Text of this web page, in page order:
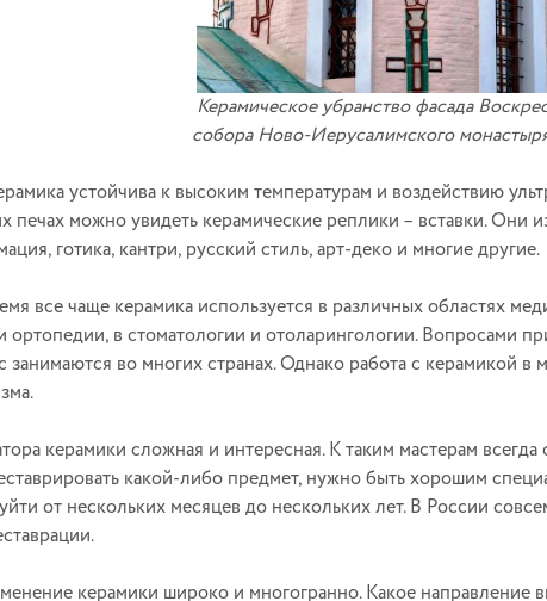
Керамическое убранство фасада
собораНово-Иерусалимского
устойчива к высоким температурам и воздействию
печах можно увидеть керамические реплики – вставки. Они
готика, кантри, русский стиль, арт-деко и многие другие.
все чаще керамика используется в различных областях
ортопедии, в стоматологии и отоларингологии. Вопросами
занимаются во многих странах. Однако работа с керамикой
керамики сложная и интересная. К таким мастерам
какой-либо предмет, нужно быть хорошим
от нескольких месяцев до нескольких лет. В России
керамики широко и многогранно. Какое направление